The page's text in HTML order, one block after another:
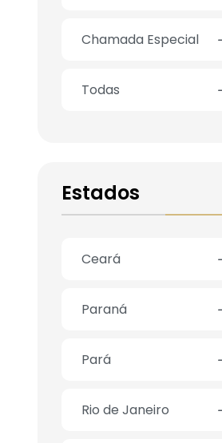
Chamada Especial
Todas
Estados
Ceará
Paraná
Pará
Rio de Janeiro